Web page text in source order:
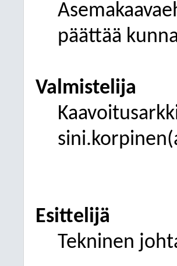
päättää
Valmistelija
Esittelijä
Tekninen